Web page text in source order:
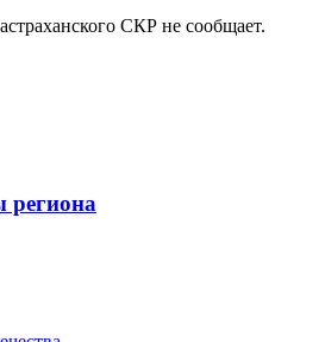
СКР не сообщает.
региона